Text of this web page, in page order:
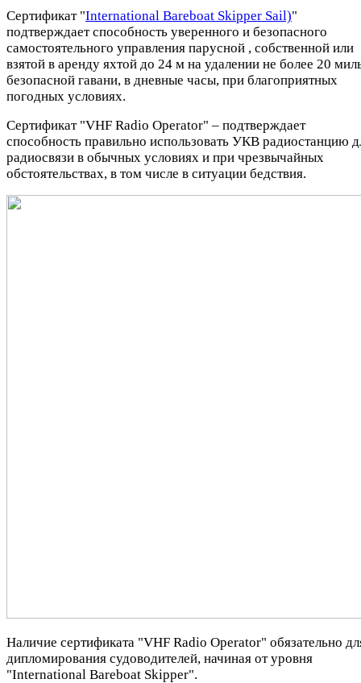
Сертификат "International Bareboat Skipper Sail)"
подтверждает способность уверенного и безопасного
самостоятельного управления парусной , собственной или
взятой в аренду яхтой до 24 м на удалении не более 20
безопасной гавани, в дневные часы, при благоприятных
погодных условиях.
Сертификат "VHF Radio Operator" – подтверждает
способность правильно использовать УКВ радиостанцию
радиосвязи в обычных условиях и при чрезвычайных
обстоятельствах, в том числе в ситуации бедствия.
Наличие сертификата "VHF Radio Operator" обязательно
дипломирования судоводителей, начиная от уровня
"International Bareboat Skipper".